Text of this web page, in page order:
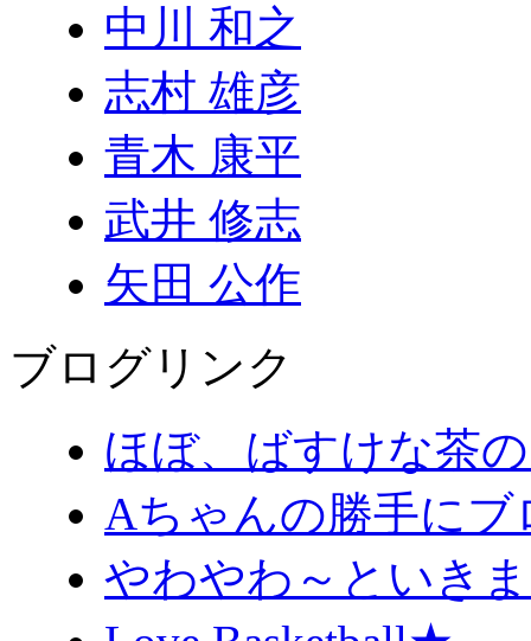
中川 和之
志村 雄彦
青木 康平
武井 修志
矢田 公作
ブログリンク
ほぼ、ばすけな茶
Aちゃんの勝手にブ
やわやわ～といき